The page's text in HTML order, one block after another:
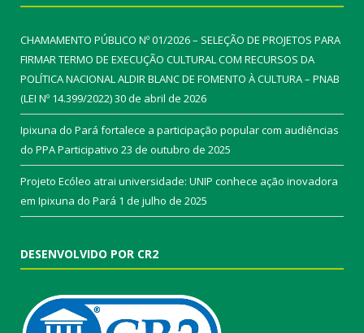
CHAMAMENTO PÚBLICO Nº 01/2026 – SELEÇÃO DE PROJETOS PARA
FIRMAR TERMO DE EXECUÇÃO CULTURAL COM RECURSOS DA
POLÍTICA NACIONAL ALDIR BLANC DE FOMENTO À CULTURA – PNAB
(LEI Nº 14.399/2022)30 de abril de 2026
Ipixuna do Pará fortalece a participação popular com audiências
do PPA Participativo 23 de outubro de 2025
Projeto Ecóleo atrai universidade: UNIP conhece ação inovadora
em Ipixuna do Pará 1 de julho de 2025
DESENVOLVIDO POR CR2